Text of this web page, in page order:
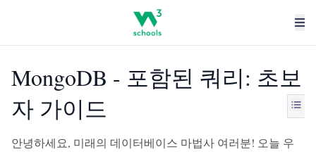
MongoDB - 포함된 쿼리: 초보
자 가이드
안녕하세요, 미래의 데이터베이스 마법사 여러분! 오늘 우